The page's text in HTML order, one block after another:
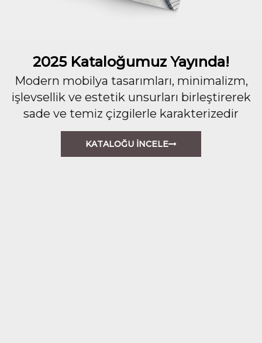
2025 Kataloğumuz Yayında!
Modern mobilya tasarımları, minimalizm,
işlevsellik ve estetik unsurları birleştirerek
sade ve temiz çizgilerle karakterizedir
KATALOĞU İNCELE